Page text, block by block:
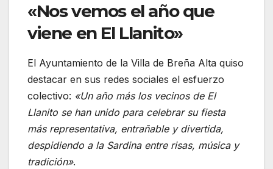
«Nos vemos el año que
viene en El Llanito»
El Ayuntamiento de la Villa de Breña Alta quiso
destacar en sus redes sociales el esfuerzo
colectivo: «Un año más los vecinos de El
Llanito se han unido para celebrar su fiesta
más representativa, entrañable y divertida,
despidiendo a la Sardina entre risas, música y
tradición».